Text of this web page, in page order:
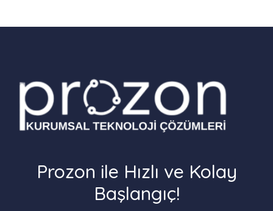
Prozon ile Hızlı ve Kolay
Başlangıç!